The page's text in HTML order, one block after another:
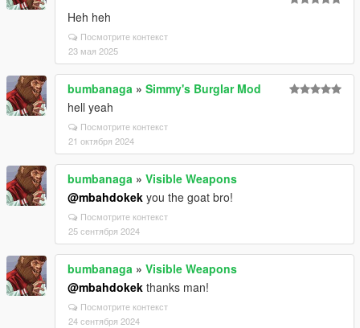
Heh heh
Посмотрите контекст
23 мая 2025
bumbanaga » Simmy's Burglar Mod
hell yeah
Посмотрите контекст
21 октября 2024
bumbanaga » Visible Weapons
@mbahdokek you the goat bro!
Посмотрите контекст
25 сентября 2024
bumbanaga » Visible Weapons
@mbahdokek thanks man!
Посмотрите контекст
24 сентября 2024